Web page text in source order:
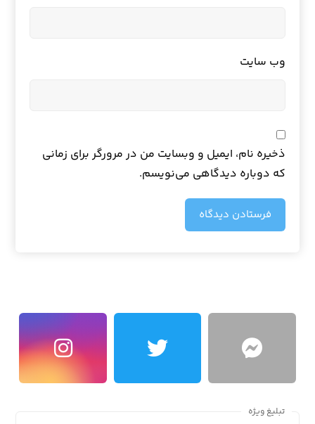
وب‌ سایت
ذخیره نام، ایمیل و وبسایت من در مرورگر برای زمانی
که دوباره دیدگاهی می‌نویسم.
فرستادن دیدگاه
تبلیغ ویژه